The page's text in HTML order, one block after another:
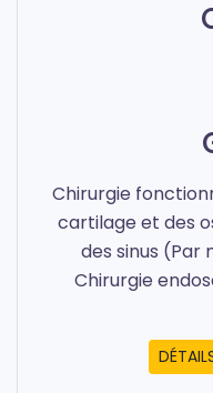
Chirurgie
cartilage et des
des sinus
Chirurgie